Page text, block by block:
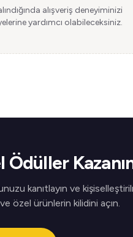
alışveriş deneyiminizi
yardımcı olabileceksiniz.
kanıtlayın ve
özel ürünlerin kilidini açın.